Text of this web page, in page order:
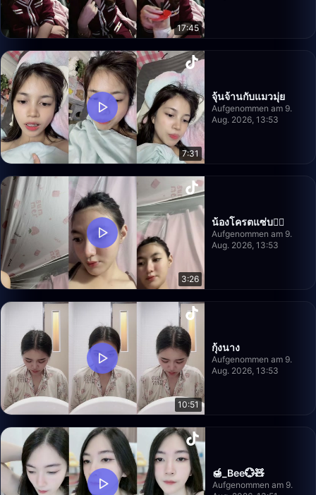
17:45
7:31
จุ้นจ้านกับแมวมุ่ย
Aufgenommen am 9.
Aug. 2026, 13:53
3:26
น้องโครตแซ่บ✌🏼
Aufgenommen am 9.
Aug. 2026, 13:53
10:51
กุ้งนาง
Aufgenommen am 9.
Aug. 2026, 13:53
🍯_Bee💮🧸
Aufgenommen am 9.